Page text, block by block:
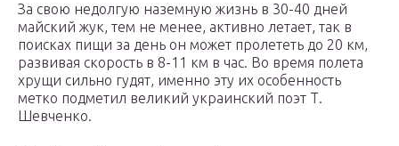
За свою недолгую наземную жизнь в 30-40 дней
майский жук, тем не менее, активно летает, так в
поисках пищи за день он может пролететь до 20 км,
развивая скорость в 8-11 км в час. Во время полета
хрущи сильно гудят, именно эту их особенность
метко подметил великий украинский поэт Т.
Шевченко.